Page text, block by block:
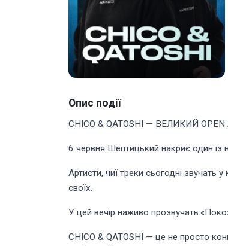
Опис події
CHICO & QATOSHI — ВЕЛИКИЙ
6 червня Шептицький накриє один із
Артисти, чиї треки сьогодні звучать
своїх.
У цей вечір наживо
CHICO & QATOSHI — це не просто